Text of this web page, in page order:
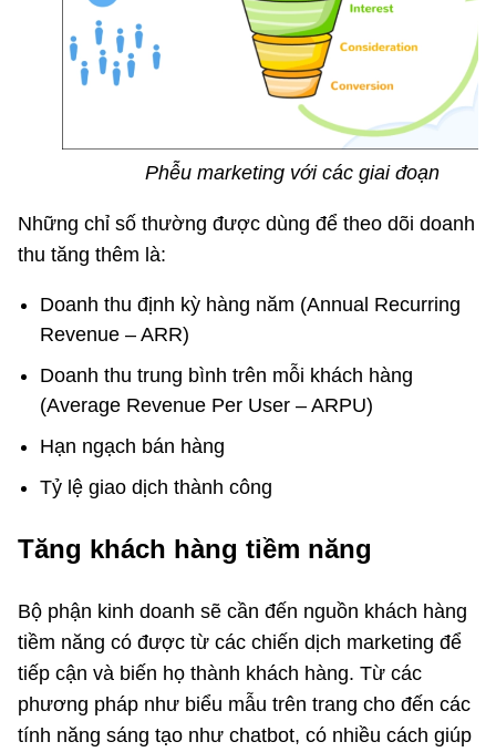
Phễu marketing với các giai đoạn
Những chỉ số thường được dùng để theo dõi doanh
thu tăng thêm là:
Doanh thu định kỳ hàng năm (Annual Recurring
Revenue – ARR)
Doanh thu trung bình trên mỗi khách hàng
(Average Revenue Per User – ARPU)
Hạn ngạch bán hàng
Tỷ lệ giao dịch thành công
Tăng khách hàng tiềm năng
Bộ phận kinh doanh sẽ cần đến nguồn khách hàng
tiềm năng có được từ các chiến dịch marketing để
tiếp cận và biến họ thành khách hàng. Từ các
phương pháp như biểu mẫu trên trang cho đến các
tính năng sáng tạo như chatbot, có nhiều cách giúp